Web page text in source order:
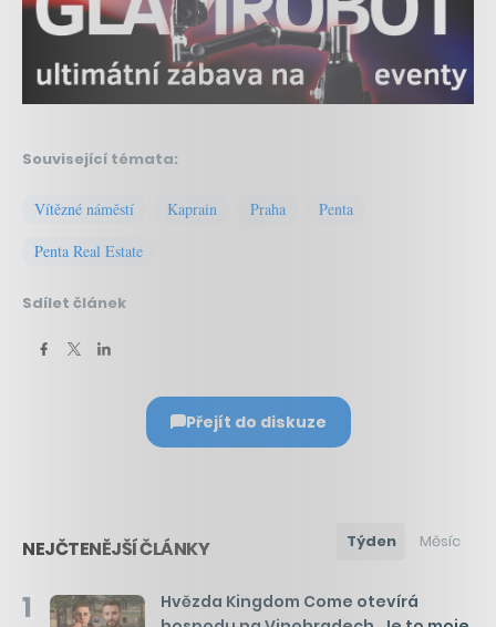
Související témata:
Vítězné náměstí Kaprain Praha
Penta
Penta Real Estate
Sdílet článek
Přejít do diskuze
NEJČTENĚJŠÍ ČLÁNKY Týden Měsíc
1
Hvězda Kingdom Come otevírá